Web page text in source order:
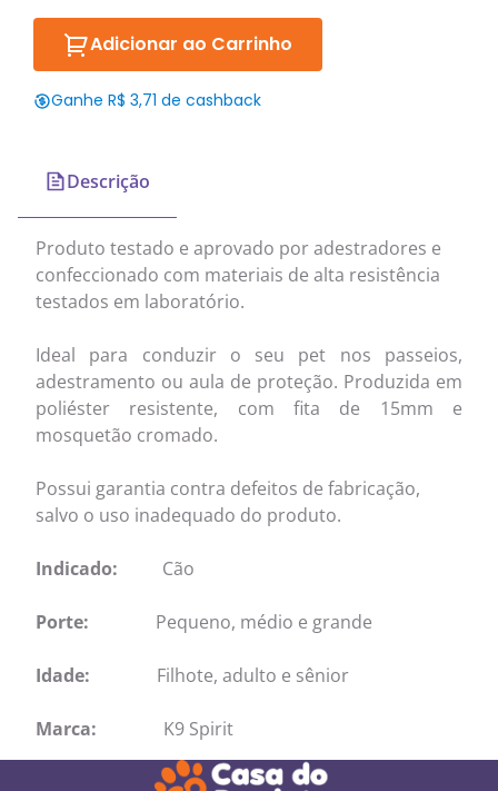
Adicionar ao Carrinho
Ganhe R$ 3,71 de cashback
Descrição
Produto testado e aprovado por adestradores e
confeccionado com materiais de alta resistência
testados em laboratório.
Ideal para conduzir o seu pet nos passeios,
adestramento ou aula de proteção. Produzida em
poliéster resistente, com fita de 15mm e
mosquetão cromado.
Possui garantia contra defeitos de fabricação,
salvo o uso inadequado do produto.
Indicado: Cão
Porte: Pequeno, médio e grande
Idade: Filhote, adulto e sênior
Marca: K9 Spirit